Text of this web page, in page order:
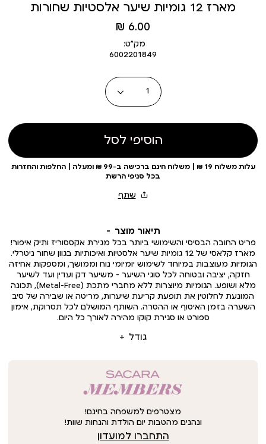
מארז 12 גומיות שיער אלסטיות שחורות
מחיר
מוצר
6.00 ₪
מק״ט:
6002201849
כמות
הוסיפי לסל
עלות משלוח 19 ₪ | משלוח חינם ברכישה ב-99 ₪ ומעלה | החלפות והחזרות
בכל סניפי הרשת
תיאור מוצר
גודל
פריט החובה הבסיסי והשימושי ביותר בכל מגירת אקססוריז ותיק איפור!
מארז קלאסי של 12 גומיות שיער אלסטיות ואיכותיות בגוון שחור ניטרלי.
הגומיות מעוצבות במיוחד לשימוש יומיומי נוח וממושך, ומספקות אחיזה
חזקה, יציבה ובטוחה לכל סוגי השיער – משיער דק ועדין ועד לשיער
מלא ושופע. הגומיות מיוצרות ללא מחברי מתכת (Metal-Free), תכונה
המונעת לחלוטין את תופעת קריעת שיערות, מריטה או שבירה של סיב
השערה בזמן האיסוף או ההסרה. השותף המושלם לכל תסרוקת, אימון
ספורט או סגירת קוקו מהירה לאורך כל היום.
מצטרפים למשפחה בחינם!
ונהנים מהטבות יום הולדת והנחות שוות!
התחברו למועדון